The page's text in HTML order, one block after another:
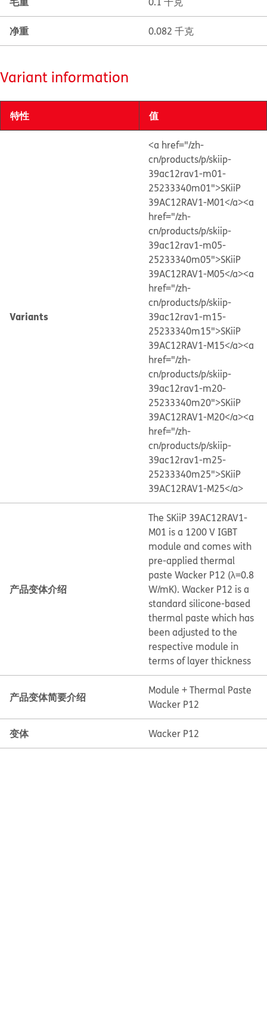
净重 0.082 千克
Variant information
特性 值
Variants
<a href="/zh-
cn/products/p/skiip-
39ac12rav1-m01-
25233340m01">SKiiP
39AC12RAV1-M01</a><a
href="/zh-
cn/products/p/skiip-
39ac12rav1-m05-
25233340m05">SKiiP
39AC12RAV1-M05</a><a
href="/zh-
cn/products/p/skiip-
39ac12rav1-m15-
25233340m15">SKiiP
39AC12RAV1-M15</a><a
href="/zh-
cn/products/p/skiip-
39ac12rav1-m20-
25233340m20">SKiiP
39AC12RAV1-M20</a><a
href="/zh-
cn/products/p/skiip-
39ac12rav1-m25-
25233340m25">SKiiP
39AC12RAV1-M25</a>
产品变体介绍
The SKiiP 39AC12RAV1-
M01 is a 1200 V IGBT
module and comes with
pre-applied thermal
paste Wacker P12 (λ=0.8
W/mK). Wacker P12 is a
standard silicone-based
thermal paste which has
been adjusted to the
respective module in
terms of layer thickness
产品变体简要介绍
Module + Thermal Paste
Wacker P12
变体 Wacker P12